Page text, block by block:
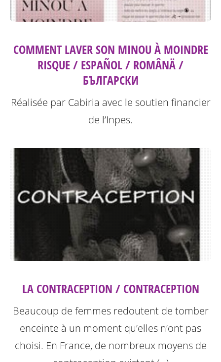
COMMENT LAVER SON MINOU À MOINDRE
RISQUE / ESPAÑOL / ROMÂNÄ /
БЪЛГАРСКИ
Réalisée par Cabiria avec le soutien financier
de l’Inpes.
LA CONTRACEPTION / CONTRACEPTION
Beaucoup de femmes redoutent de tomber
enceinte à un moment qu’elles n’ont pas
choisi. En France, de nombreux moyens de